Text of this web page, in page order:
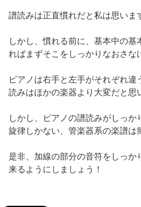
譜読みは正直慣れだと私は思いま
しかし、慣れる前に、基本中の
ればまずそこをしっかりなおさな
ピアノは右手と左手がそれぞれ
読みはほかの楽器より大変だと思
しかし、ピアノの譜読みがしっ
旋律しかない、管楽器系の楽譜は
是非、加線の部分の音符をしっか
来るようにしましょう！